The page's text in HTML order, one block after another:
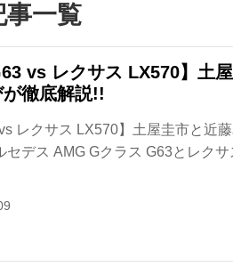
一覧
vs レクサス LX570】土
徹底解説!!
vs レクサス LX570】土屋圭市と近
セデス AMG Gクラス G63とレクサ